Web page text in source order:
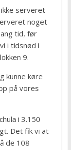
serveret
noget
tid, før
i tidsnød i
9.
kunne køre
på vores
i 3.150
Det fik vi at
de 108